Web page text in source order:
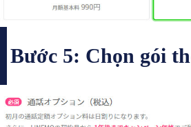
Bước 5: Chọn gói